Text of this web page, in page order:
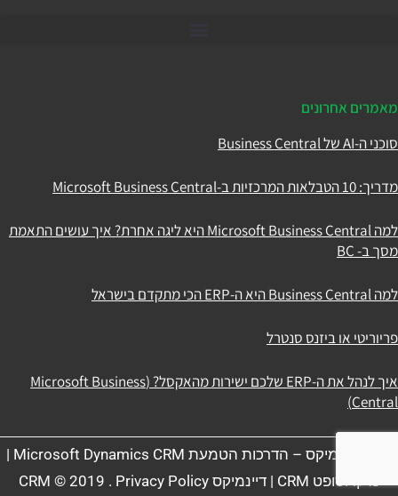
מאמרים אחרונים
סוכני ה-AI של Business Central
מדריך: 10 הטבלאות המרכזיות ב-Microsoft Business Central
למה Microsoft Business Central היא ליגה אחרת? איך עושים התאמת
מסך ב- BC
למה Business Central היא ה-ERP הכי מתקדם בישראל
פריוריטי או ביזנס סנטרל
איך לנהל את ה-ERP שלכם ישירות מהאקסל? (Microsoft Business
Central)
תניב דיינמיקס – הדרכות הטמעת Microsoft Dynamics CRM |
מיקרוסופט CRM | דיינמיקס CRM © 2019 . Privacy Policy